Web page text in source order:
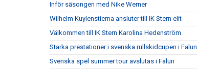
Inför säsongen med Nike Werner
Wilhelm Kuylenstierna ansluter till IK Stern elit
Välkommen till IK Stern Karolina Hedenström
Starka prestationer i svenska rullskidcupen i Falun
Svenska spel summer tour avslutas i Falun